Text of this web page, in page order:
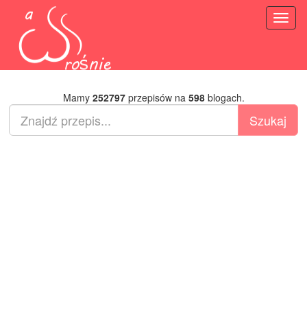
Mamy 252797przepisów na 598blogach.